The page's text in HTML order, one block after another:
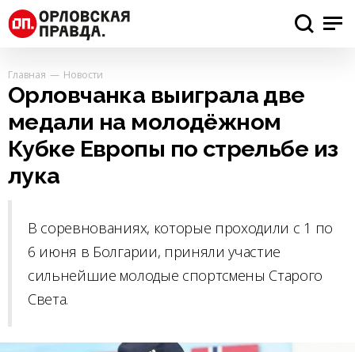
Главная Новости
Орловчанка выиграла две
медали на молодёжном
Кубке Европы по стрельбе из
лука
В соревнованиях, которые проходили с 1 по
6 июня в Болгарии, приняли участие
сильнейшие молодые спортсмены Старого
Света.